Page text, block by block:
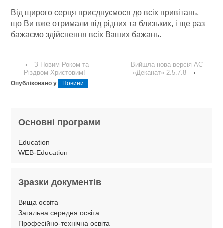
Від щирого серця приєднуємося до всіх привітань,
що Ви вже отримали від рідних та близьких, і ще раз
бажаємо здійснення всіх Ваших бажань.
‹
З Новим Роком та
Різдвом Христовим!
Вийшла нова версія АС
«Деканат» 2.5.7.8
›
Опубліковано у Новини
Основні програми
Education
WEB-Education
Зразки документів
Вища освіта
Загальна середня освіта
Професійно-технічна освіта